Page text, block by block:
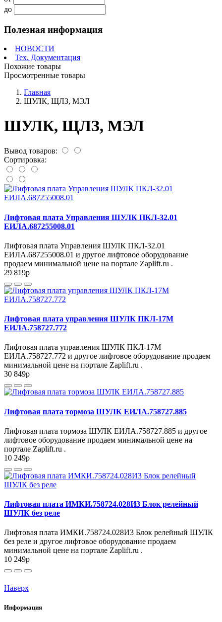
до
Полезная информация
НОВОСТИ
Тех. Документация
Похожие товары
Просмотренные товары
Главная
ШУЛК, ЩЛЗ, МЭЛ
ШУЛК, ЩЛЗ, МЭЛ
Вывод товаров:
Сортировка:
Лифтовая плата Управления ШУЛК ПКЛ-32.01
ЕИЛА.687255008.01
Лифтовая плата Управления ШУЛК ПКЛ-32.01
ЕИЛА.687255008.01 и другое лифтовое оборудование
продаем минимальной цене на портале Zaplift.ru .
29 819p
Лифтовая плата управления ШУЛК ПКЛ-17М
ЕИЛА.758727.772
Лифтовая плата управления ШУЛК ПКЛ-17М
ЕИЛА.758727.772 и другое лифтовое оборудование продаем
минимальной цене на портале Zaplift.ru .
30 849p
Лифтовая плата тормоза ШУЛК ЕИЛА.758727.885
Лифтовая плата тормоза ШУЛК ЕИЛА.758727.885 и другое
лифтовое оборудование продаем минимальной цене на
портале Zaplift.ru .
10 249p
Лифтовая плата ИМКИ.758724.028И3 Блок релейный
ШУЛК без реле
Лифтовая плата ИМКИ.758724.028И3 Блок релейный ШУЛК
без реле и другое лифтовое оборудование продаем
минимальной цене на портале Zaplift.ru .
10 249p
Наверх
Информация